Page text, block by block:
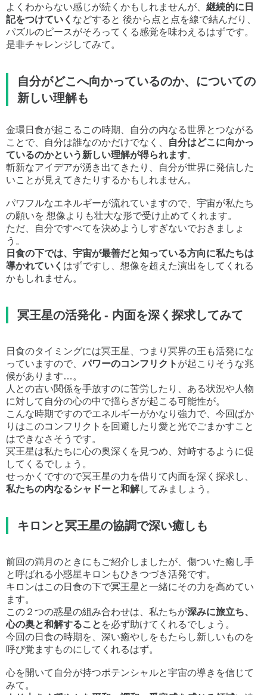
よくわからない感じが続くかもしれませんが、 継続的に日
記をつけていく などすると 後から点と点を線で結んだり、
パズルのピースがそろってくる感覚を味わえるはずです。
是非チャレンジしてみて。
自分がどこへ向かっているのか、についての
新しい理解も
金環日食が起こるこの時期、自分の内なる世界とつながる
ことで、自分は誰なのかだけでなく、
自分はどこに向かっ
ているのかという新しい理解が得られます。
斬新なアイデアが湧き出てきたり、自分が世界に発信した
いことが見えてきたりするかもしれません。
パワフルなエネルギーが流れていますので、宇宙が私たち
の願いを 想像よりも壮大な形で受け止めてくれます。
ただ、自分ですべてを決めようしすぎないでおきましょ
う。
日食の下では、宇宙が最善だと知っている方向に私たちは
導かれていく はずですし、想像を超えた演出をしてくれる
かもしれません。
冥王星の活発化 - 内面を深く探求してみて
日食のタイミングには冥王星、つまり冥界の王も活発にな
っていますので、 パワーのコンフリクト が起こりそうな兆
候があります…。
人との古い関係を手放すのに苦労したり、ある状況や人物
に対して自分の心の中で揺らぎが起こる可能性が。
こんな時期ですのでエネルギーがかなり強力で、今回ばか
りはこのコンフリクトを回避したり愛と光でごまかすこと
はできなさそうです。
冥王星は私たちに心の奥深くを見つめ、対峙するように促
してくるでしょう。
せっかくですので冥王星の力を借りて内面を深く探求し、
私たちの内なるシャドーと和解してみましょう。
キロンと冥王星の協調で深い癒しも
前回の満月のときにもご紹介しましたが、傷ついた癒し手
と呼ばれる小惑星キロンもひきつづき活発です。
キロンはこの日食の下で冥王星と一緒にその力を高めてい
ます。
この２つの惑星の組み合わせは、私たちが深みに旅立ち、
心の奥と和解すること を必ず助けてくれるでしょう。
今回の日食の時期を、深い癒やしをもたらし新しいものを
呼び覚ますものにしてくれるはず。
心を開いて自分が持つポテンシャルと宇宙の導きを信じて
みて。